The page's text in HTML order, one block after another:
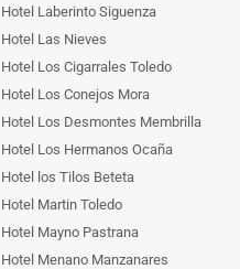
Hotel Laberinto Siguenza
Hotel Las Nieves
Hotel Los Cigarrales Toledo
Hotel Los Conejos Mora
Hotel Los Desmontes Membrilla
Hotel Los Hermanos Ocaña
Hotel los Tilos Beteta
Hotel Martin Toledo
Hotel Mayno Pastrana
Hotel Menano Manzanares